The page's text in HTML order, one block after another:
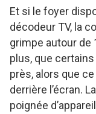
Et si le foyer
décodeur TV, la
grimpe autour de
plus, que
près, alors que
derrière l’écran.
poignée